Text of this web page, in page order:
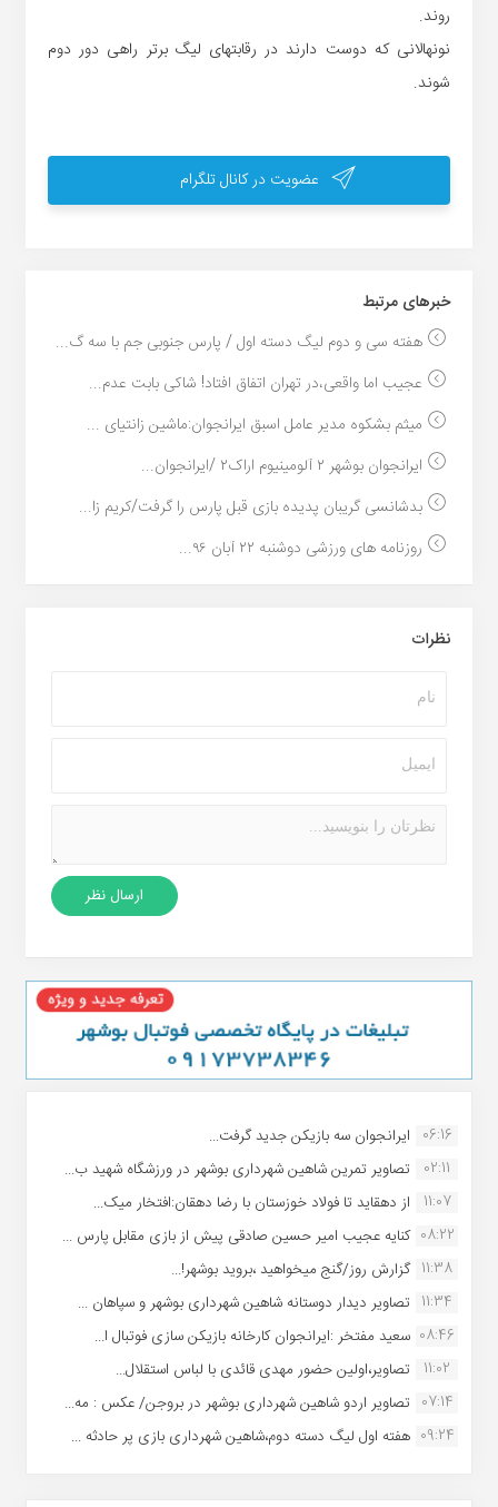
روند.
نونهالانی که دوست دارند در رقابتهای لیگ برتر راهی دور دوم
شوند.
عضویت در کانال تلگرام
خبر‌های مرتبط
هفته سی و دوم لیگ دسته اول / پارس جنوبی جم با سه گ...
عجیب اما واقعی،در تهران اتفاق افتاد! شاکی بابت عدم...
میثم بشکوه مدیر عامل اسبق ایرانجوان:ماشین زانتیای ...
ایرانجوان بوشهر ۲ آلومینیوم اراک۲ /ایرانجوان...
بدشانسی گریبان پدیده بازی قبل پارس را گرفت/کریم زا...
روزنامه های ورزشی دوشنبه ۲۲ آبان ۹۶...
نظرات
06:16 ایرانجوان سه بازیکن جدید گرفت...
02:11
تصاویر تمرین شاهین شهردارى بوشهر در ورزشگاه شهید ب...
11:07
از دهقاید تا فولاد خوزستان با رضا دهقان:افتخار میک...
08:22 کنایه عجیب امیر حسین صادقی پیش از بازی مقابل پارس ...
11:38 گزارش روز/گنج میخواهید ،بروید بوشهر!...
11:34 تصاویر دیدار دوستانه شاهین شهردارى بوشهر و سپاهان ...
08:46 سعید مفتخر :ایرانجوان کارخانه بازیکن سازی فوتبال ا...
11:02
تصاویر،اولین حضور مهدی قائدی با لباس استقلال...
07:14 تصاویر اردو شاهین شهرداری بوشهر در بروجن/ عکس : مه...
09:24 هفته اول لیگ دسته دوم،شاهین شهرداری بازی پر حادثه ...